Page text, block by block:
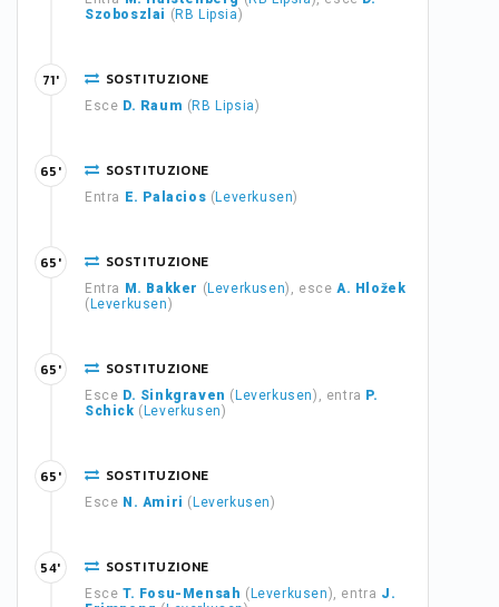
Szoboszlai ( RB Lipsia)
SOSTITUZIONE
Esce D. Raum ( RB Lipsia)
71'
SOSTITUZIONE
Entra E. Palacios ( Leverkusen)
65'
SOSTITUZIONE
Entra M. Bakker ( Leverkusen), esceA. Hložek
( Leverkusen)
65'
SOSTITUZIONE
Esce D. Sinkgraven ( Leverkusen), entra P.
Schick ( Leverkusen)
65'
SOSTITUZIONE
Esce N. Amiri ( Leverkusen)
65'
SOSTITUZIONE
Esce T. Fosu-Mensah ( Leverkusen), entra J.
54'